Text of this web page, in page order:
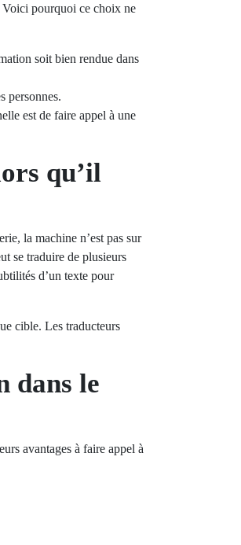
Voici pourquoi ce choix ne
soit bien rendue dans
personnes.
est de faire appel à une
qu’il
la machine n’est pas sur
se traduire de plusieurs
d’un texte pour
cible. Les traducteurs
dans le
avantages à faire appel à